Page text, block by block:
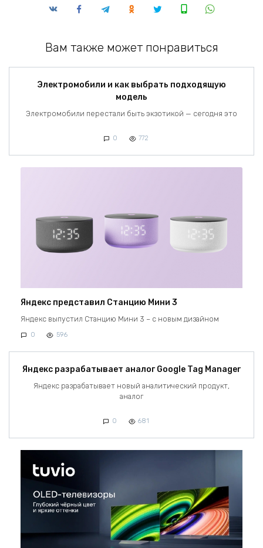
Вам также может понравиться
Электромобили и как выбрать подходящую
модель
Электромобили перестали быть экзотикой — сегодня это
0 772
Яндекс представил Станцию Мини 3
Яндекс выпустил Станцию Мини 3 – с новым дизайном
0 596
Яндекс разрабатывает аналог Google Tag Manager
Яндекс разрабатывает новый аналитический продукт,
аналог
0 681